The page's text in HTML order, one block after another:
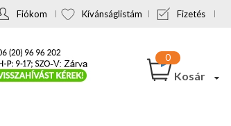
Fiókom Kívánságlistám Fizetés
Kosár